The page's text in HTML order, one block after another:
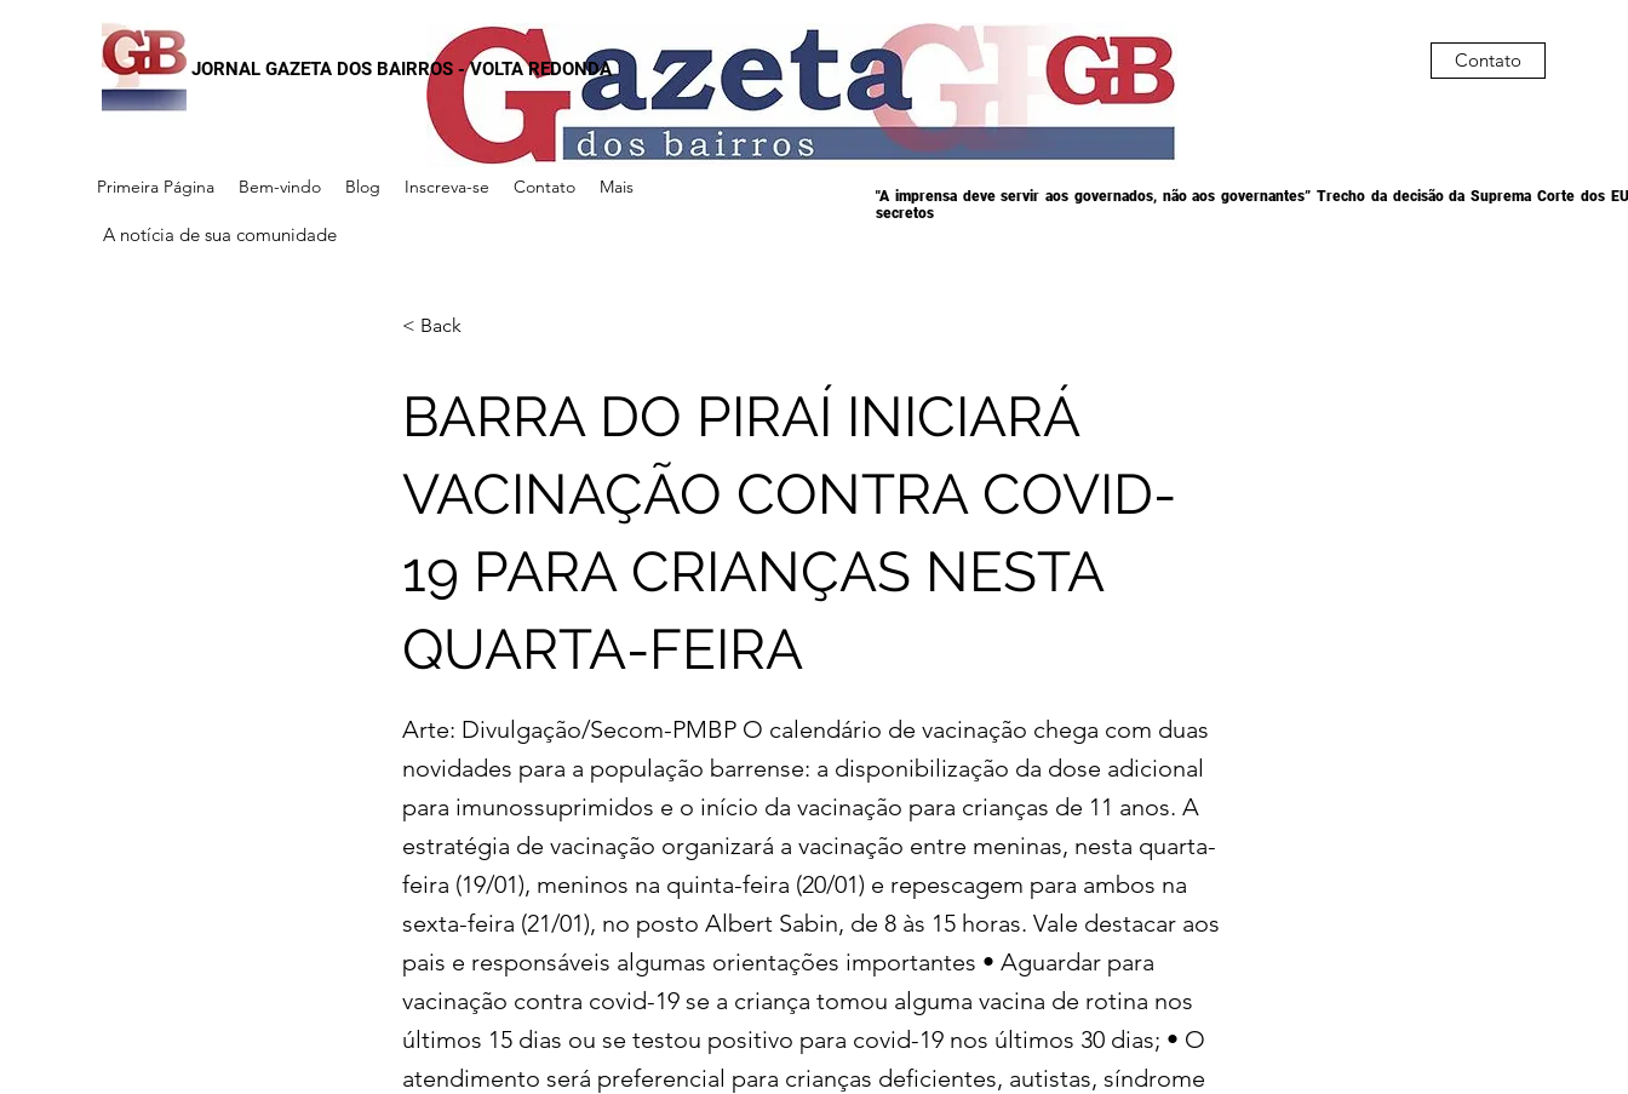
JORNAL GAZETA DOS BAIRROS - VOLTA REDONDA
Primeira Página Bem-vindo Blog Inscreva-se Contato Mais
A notícia de sua comunidade
"A imprensa deve servir aos governados, não aos governantes” Trecho da decisão da Suprema Corte dos
secretos
Contato
< Back
BARRA DO PIRAÍ INICIARÁ
VACINAÇÃO CONTRA COVID-
19 PARA CRIANÇAS NESTA
QUARTA-FEIRA
Arte: Divulgação/Secom-PMBP O calendário de vacinação chega com duas
novidades para a população barrense: a disponibilização da dose adicional
para imunossuprimidos e o início da vacinação para crianças de 11 anos. A
estratégia de vacinação organizará a vacinação entre meninas, nesta quarta-
feira (19/01), meninos na quinta-feira (20/01) e repescagem para ambos na
sexta-feira (21/01), no posto Albert Sabin, de 8 às 15 horas. Vale destacar aos
pais e responsáveis algumas orientações importantes • Aguardar para
vacinação contra covid-19 se a criança tomou alguma vacina de rotina nos
últimos 15 dias ou se testou positivo para covid-19 nos últimos 30 dias; • O
atendimento será preferencial para crianças deficientes, autistas, síndrome